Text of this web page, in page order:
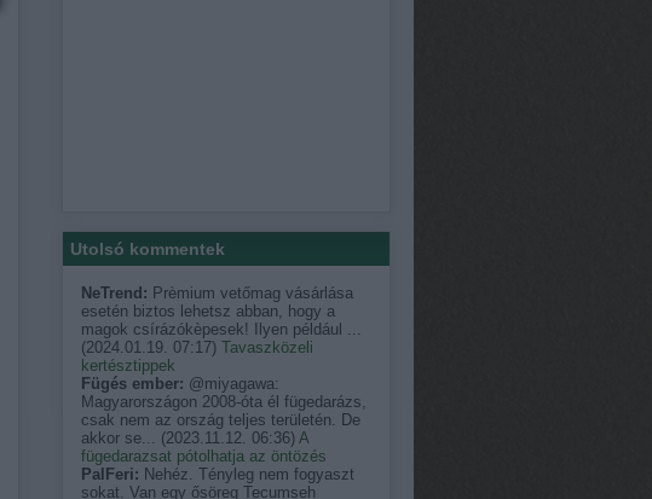
Utolsó kommentek
NeTrend: Prèmium vetőmag vásárlása
esetén biztos lehetsz abban, hogy a
magok csírázókèpesek! Ilyen például ...
(2024.01.19. 07:17) Tavaszközeli
kertésztippek
Fügés ember: @miyagawa:
Magyarországon 2008-óta él fügedarázs,
csak nem az ország teljes területén. De
akkor se... (2023.11.12. 06:36) A
fügedarazsat pótolhatja az öntözés
PalFeri: Nehéz. Tényleg nem fogyaszt
sokat. Van egy ősöreg Tecumseh